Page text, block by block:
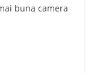
buna camera